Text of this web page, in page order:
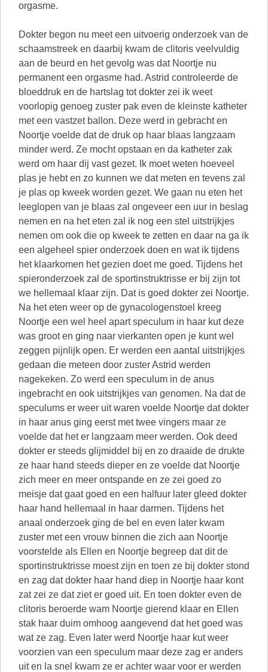
orgasme.
Dokter begon nu meet een uitvoerig onderzoek van de
schaamstreek en daarbij kwam de clitoris veelvuldig
aan de beurd en het gevolg was dat Noortje nu
permanent een orgasme had. Astrid controleerde de
bloeddruk en de hartslag tot dokter zei ik weet
voorlopig genoeg zuster pak even de kleinste katheter
met een vastzet ballon. Deze werd in gebracht en
Noortje voelde dat de druk op haar blaas langzaam
minder werd. Ze mocht opstaan en da katheter zak
werd om haar dij vast gezet. Ik moet weten hoeveel
plas je hebt en zo kunnen we dat meten en tevens zal
je plas op kweek worden gezet. We gaan nu eten het
leeglopen van je blaas zal ongeveer een uur in beslag
nemen en na het eten zal ik nog een stel uitstrijkjes
nemen om ook die op kweek te zetten en daar na ga ik
een algeheel spier onderzoek doen en wat ik tijdens
het klaarkomen het gezien doet me goed. Tijdens het
spieronderzoek zal de sportinstruktrisse er bij zijn tot
we hellemaal klaar zijn. Dat is goed dokter zei Noortje.
Na het eten weer op de gynacologenstoel kreeg
Noortje een wel heel apart speculum in haar kut deze
was groot en ging naar vierkanten open je kunt wel
zeggen pijnlijk open. Er werden een aantal uitstrijkjes
gedaan die meteen door zuster Astrid werden
nagekeken. Zo werd een speculum in de anus
ingebracht en ook uitstrijkjes van genomen. Na dat de
speculums er weer uit waren voelde Noortje dat dokter
in haar anus ging eerst met twee vingers maar ze
voelde dat het er langzaam meer werden. Ook deed
dokter er steeds glijmiddel bij en zo draaide de drukte
ze haar hand steeds dieper en ze voelde dat Noortje
zich meer en meer ontspande en ze zei goed zo
meisje dat gaat goed en een halfuur later gleed dokter
haar hand hellemaal in haar darmen. Tijdens het
anaal onderzoek ging de bel en even later kwam
zuster met een vrouw binnen die zich aan Noortje
voorstelde als Ellen en Noortje begreep dat dit de
sportinstruktrisse moest zijn en toen ze bij dokter stond
en zag dat dokter haar hand diep in Noortje haar kont
zat zei ze dat ziet er goed uit. En toen dokter even de
clitoris beroerde wam Noortje gierend klaar en Ellen
stak haar duim omhoog aangevend dat het goed was
wat ze zag. Even later werd Noortje haar kut weer
voorzien van een speculum maar deze zag er anders
uit en la snel kwam ze er achter waar voor er werden